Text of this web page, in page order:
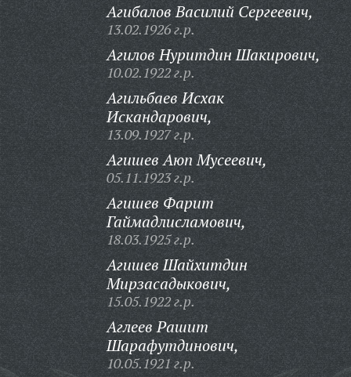
Агибалов Василий Сергеевич,
13.02.1926 г.р.
Агилов Нуритдин Шакирович,
10.02.1922 г.р.
Агильбаев Исхак
Искандарович,
13.09.1927 г.р.
Агишев Аюп Мусеевич,
05.11.1923 г.р.
Агишев Фарит
Гаймадлисламович,
18.03.1925 г.р.
Агишев Шайхитдин
Мирзасадыкович,
15.05.1922 г.р.
Аглеев Рашит
Шарафутдинович,
10.05.1921 г.р.